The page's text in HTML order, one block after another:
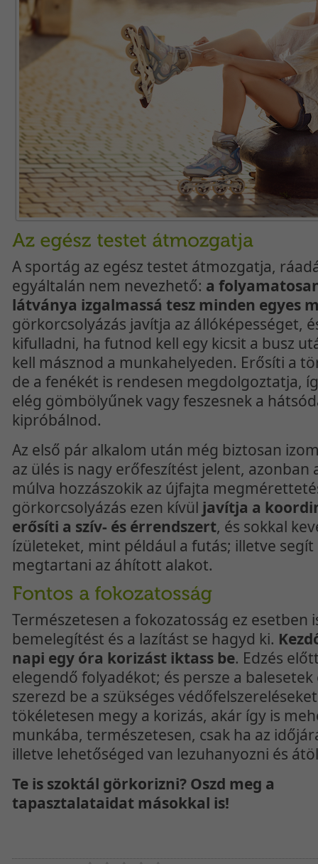
A sportág az egész testet átmozgatja,
egyáltalán nem nevezhető: a
látványa izgalmassá tesz minden egyes
görkorcsolyázás javítja az állóképességet,
kifulladni, ha futnod kell egy kicsit a busz
kell másznod a munkahelyeden. Erősíti a
de a fenékét is rendesen megdolgoztatja,
elég gömbölyűnek vagy feszesnek a
kipróbálnod.
Az első pár alkalom után még biztosan
az ülés is nagy erőfeszítést jelent, azonban
múlva hozzászokik az újfajta
görkorcsolyázás ezen kívül javítja a
erősíti a szív- és érrendszert, és sokkal
ízületeket, mint például a futás; illetve segít
megtartani az áhított alakot.
Természetesen a fokozatosság ez esetben
bemelegítést és a lazítást se hagyd ki.
napi egy óra korizást iktass be. Edzés
elegendő folyadékot; és persze a
szerezd be a szükséges
tökéletesen megy a korizás, akár így is
munkába, természetesen, csak ha az
illetve lehetőséged van lezuhanyozni és
Te is szoktál görkorizni? Oszd meg a
tapasztalataidat másokkal is!